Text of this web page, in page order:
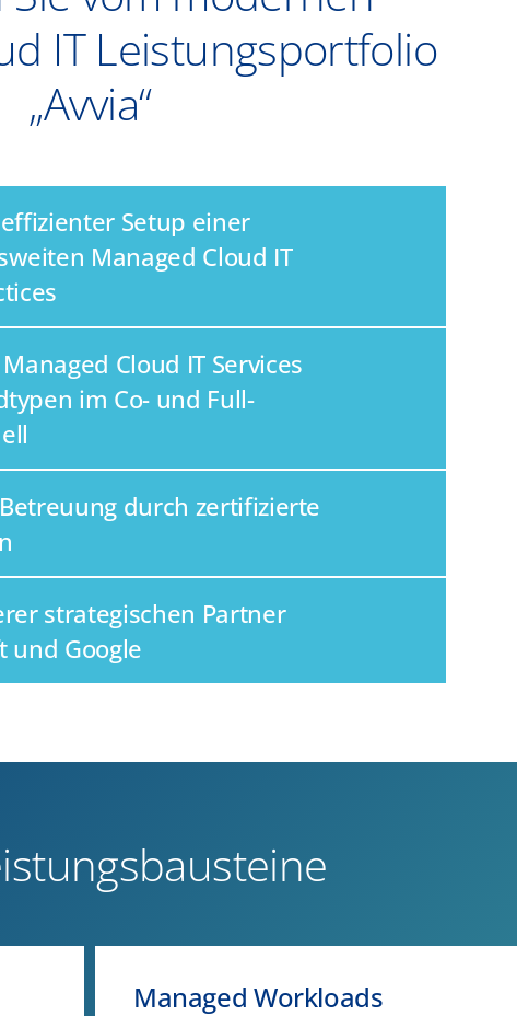
IT Leistungsportfolio
„Avvia“
Setup einer
Managed Cloud IT
Cloud IT Services
im Co- und Full-
durch zertifizierte
strategischen Partner
und Google
Managed Workloads